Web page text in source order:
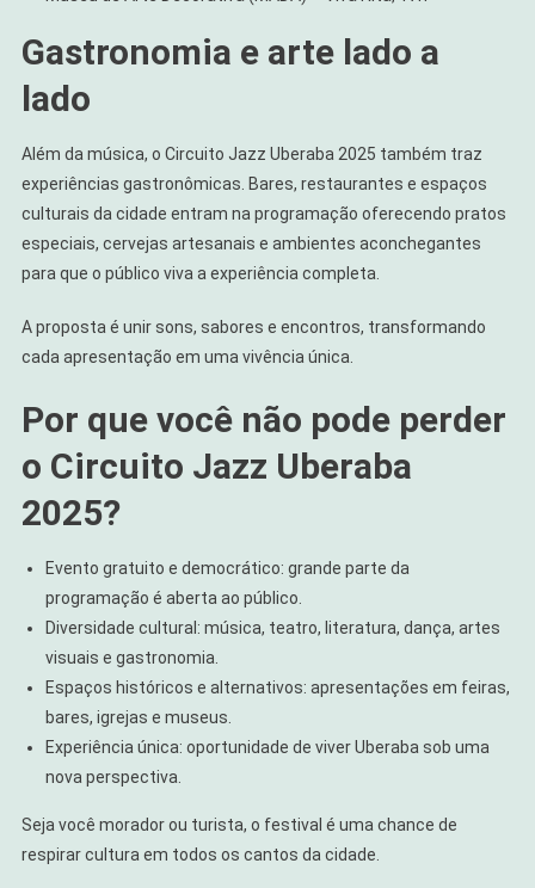
Gastronomia e arte lado a
lado
Além da música, o Circuito Jazz Uberaba 2025 também traz
experiências gastronômicas. Bares, restaurantes e espaços
culturais da cidade entram na programação oferecendo pratos
especiais, cervejas artesanais e ambientes aconchegantes
para que o público viva a experiência completa.
A proposta é unir sons, sabores e encontros, transformando
cada apresentação em uma vivência única.
Por que você não pode perder
o Circuito Jazz Uberaba
2025?
Evento gratuito e democrático: grande parte da
programação é aberta ao público.
Diversidade cultural: música, teatro, literatura, dança, artes
visuais e gastronomia.
Espaços históricos e alternativos: apresentações em feiras,
bares, igrejas e museus.
Experiência única: oportunidade de viver Uberaba sob uma
nova perspectiva.
Seja você morador ou turista, o festival é uma chance de
respirar cultura em todos os cantos da cidade.